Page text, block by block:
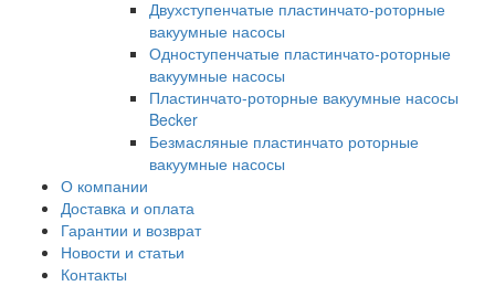
Двухступенчатые пластинчато-роторные
вакуумные насосы
Одноступенчатые пластинчато-роторные
вакуумные насосы
Пластинчато-роторные вакуумные насосы
Becker
Безмасляные пластинчато роторные
вакуумные насосы
О компании
Доставка и оплата
Гарантии и возврат
Новости и статьи
Контакты